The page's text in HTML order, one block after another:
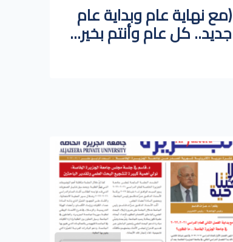
(مع نهاية عام وبداية عام
جديد.. كل عام وأنتم بخير...